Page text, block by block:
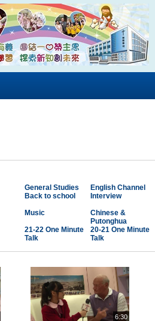
General Studies
English Channel
Back to school
Interview
Music
Chinese &
Putonghua
21-22 One Minute
Talk
20-21 One Minute
Talk
6:30